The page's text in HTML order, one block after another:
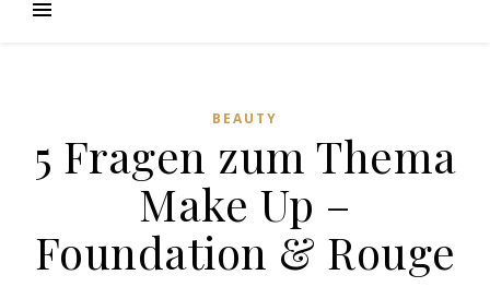
BEAUTY
5 Fragen zum Thema
Make Up –
Foundation & Rouge